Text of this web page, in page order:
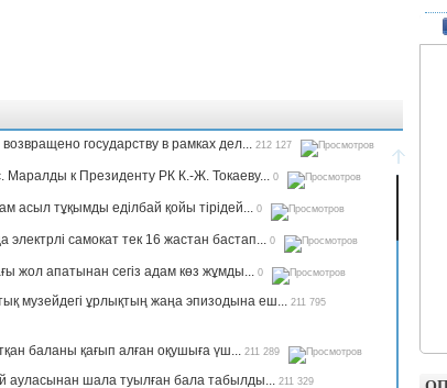
государству в рамках дел... 212 127
к Президенту РК К.-Ж. Токаеву... 0
асыл тұқымды еділбай қойы тірідей... 0
самокат тек 16 жастан бастап... 0
жол апатынан сегіз адам көз жұмды... 0
музейдегі ұрлықтың жаңа эпизодына еш... 211 795
баланы қағып алған оқушыға үш... 211 289
ауласынан шала туылған бала табылды... 211 329